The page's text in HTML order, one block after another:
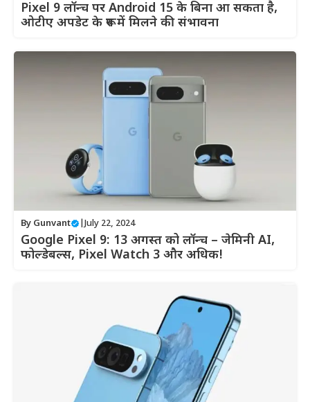
Pixel 9 लॉन्च पर Android 15 के बिना आ सकता है,
ओटीए अपडेट के रूप में मिलने की संभावना
By Gunvant July 22, 2024
Google Pixel 9: 13 अगस्त को लॉन्च – जेमिनी AI,
फोल्डेबल्स, Pixel Watch 3 और अधिक!